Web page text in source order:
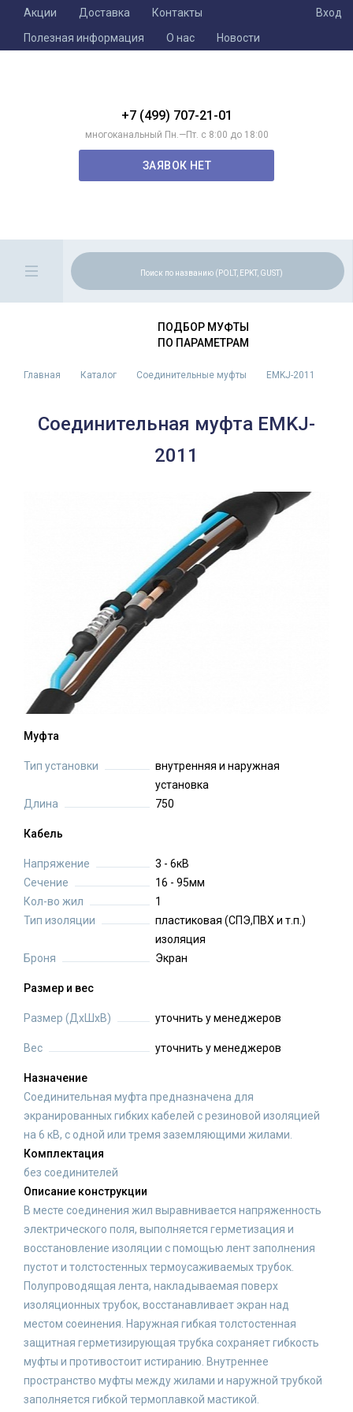
Акции Доставка
Контакты
Полезная информация
О нас Новости
Вход
+7 (499) 707-21-01
многоканальный Пн.—Пт. с 8:00 до 18:00
ЗАЯВОК НЕТ
ПОДБОР МУФТЫ
ПО ПАРАМЕТРАМ
Главная Каталог Соединительные муфты EMKJ-2011
Соединительная муфта EMKJ-
2011
Муфта
Тип установки
внутренняя и наружная
установка
Длина
750
Кабель
Напряжение
3 - 6кВ
Сечение
16 - 95мм
Кол-во жил
1
Тип изоляции
пластиковая (СПЭ,ПВХ и т.п.)
изоляция
Броня
Экран
Размер и вес
Размер (ДхШхВ) уточнить у менеджеров
Вес уточнить у менеджеров
Назначение
Соединительная муфта предназначена для
экранированных гибких кабелей с резиновой изоляцией
на 6 кВ, с одной или тремя заземляющими жилами.
Комплектация
без соединителей
Описание конструкции
В месте соединения жил выравнивается напряженность
электрического поля, выполняется герметизация и
восстановление изоляции с помощью лент заполнения
пустот и толстостенных термоусаживаемых трубок.
Полупроводящая лента, накладываемая поверх
изоляционных трубок, восстанавливает экран над
местом соеинения. Наружная гибкая толстостенная
защитная герметизирующая трубка сохраняет гибкость
муфты и противостоит истиранию. Внутреннее
пространство муфты между жилами и наружной трубкой
заполняется гибкой термоплавкой мастикой.